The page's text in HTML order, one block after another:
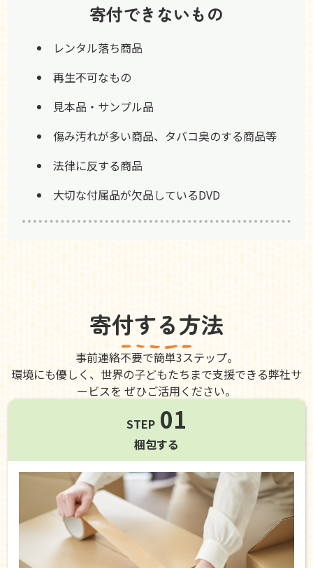
寄付できないもの
レンタル落ち商品
再生不可なもの
見本品・サンプル品
傷み汚れが多い商品、タバコ臭のする商品等
法律に反する商品
大切な付属品が欠品しているDVD
寄付する方法
事前連絡不要で簡単3ステップ。
環境にも優しく、世界の子どもたちまで支援できる弊社サ
ービスを ぜひご活用ください。
STEP 01
梱包する